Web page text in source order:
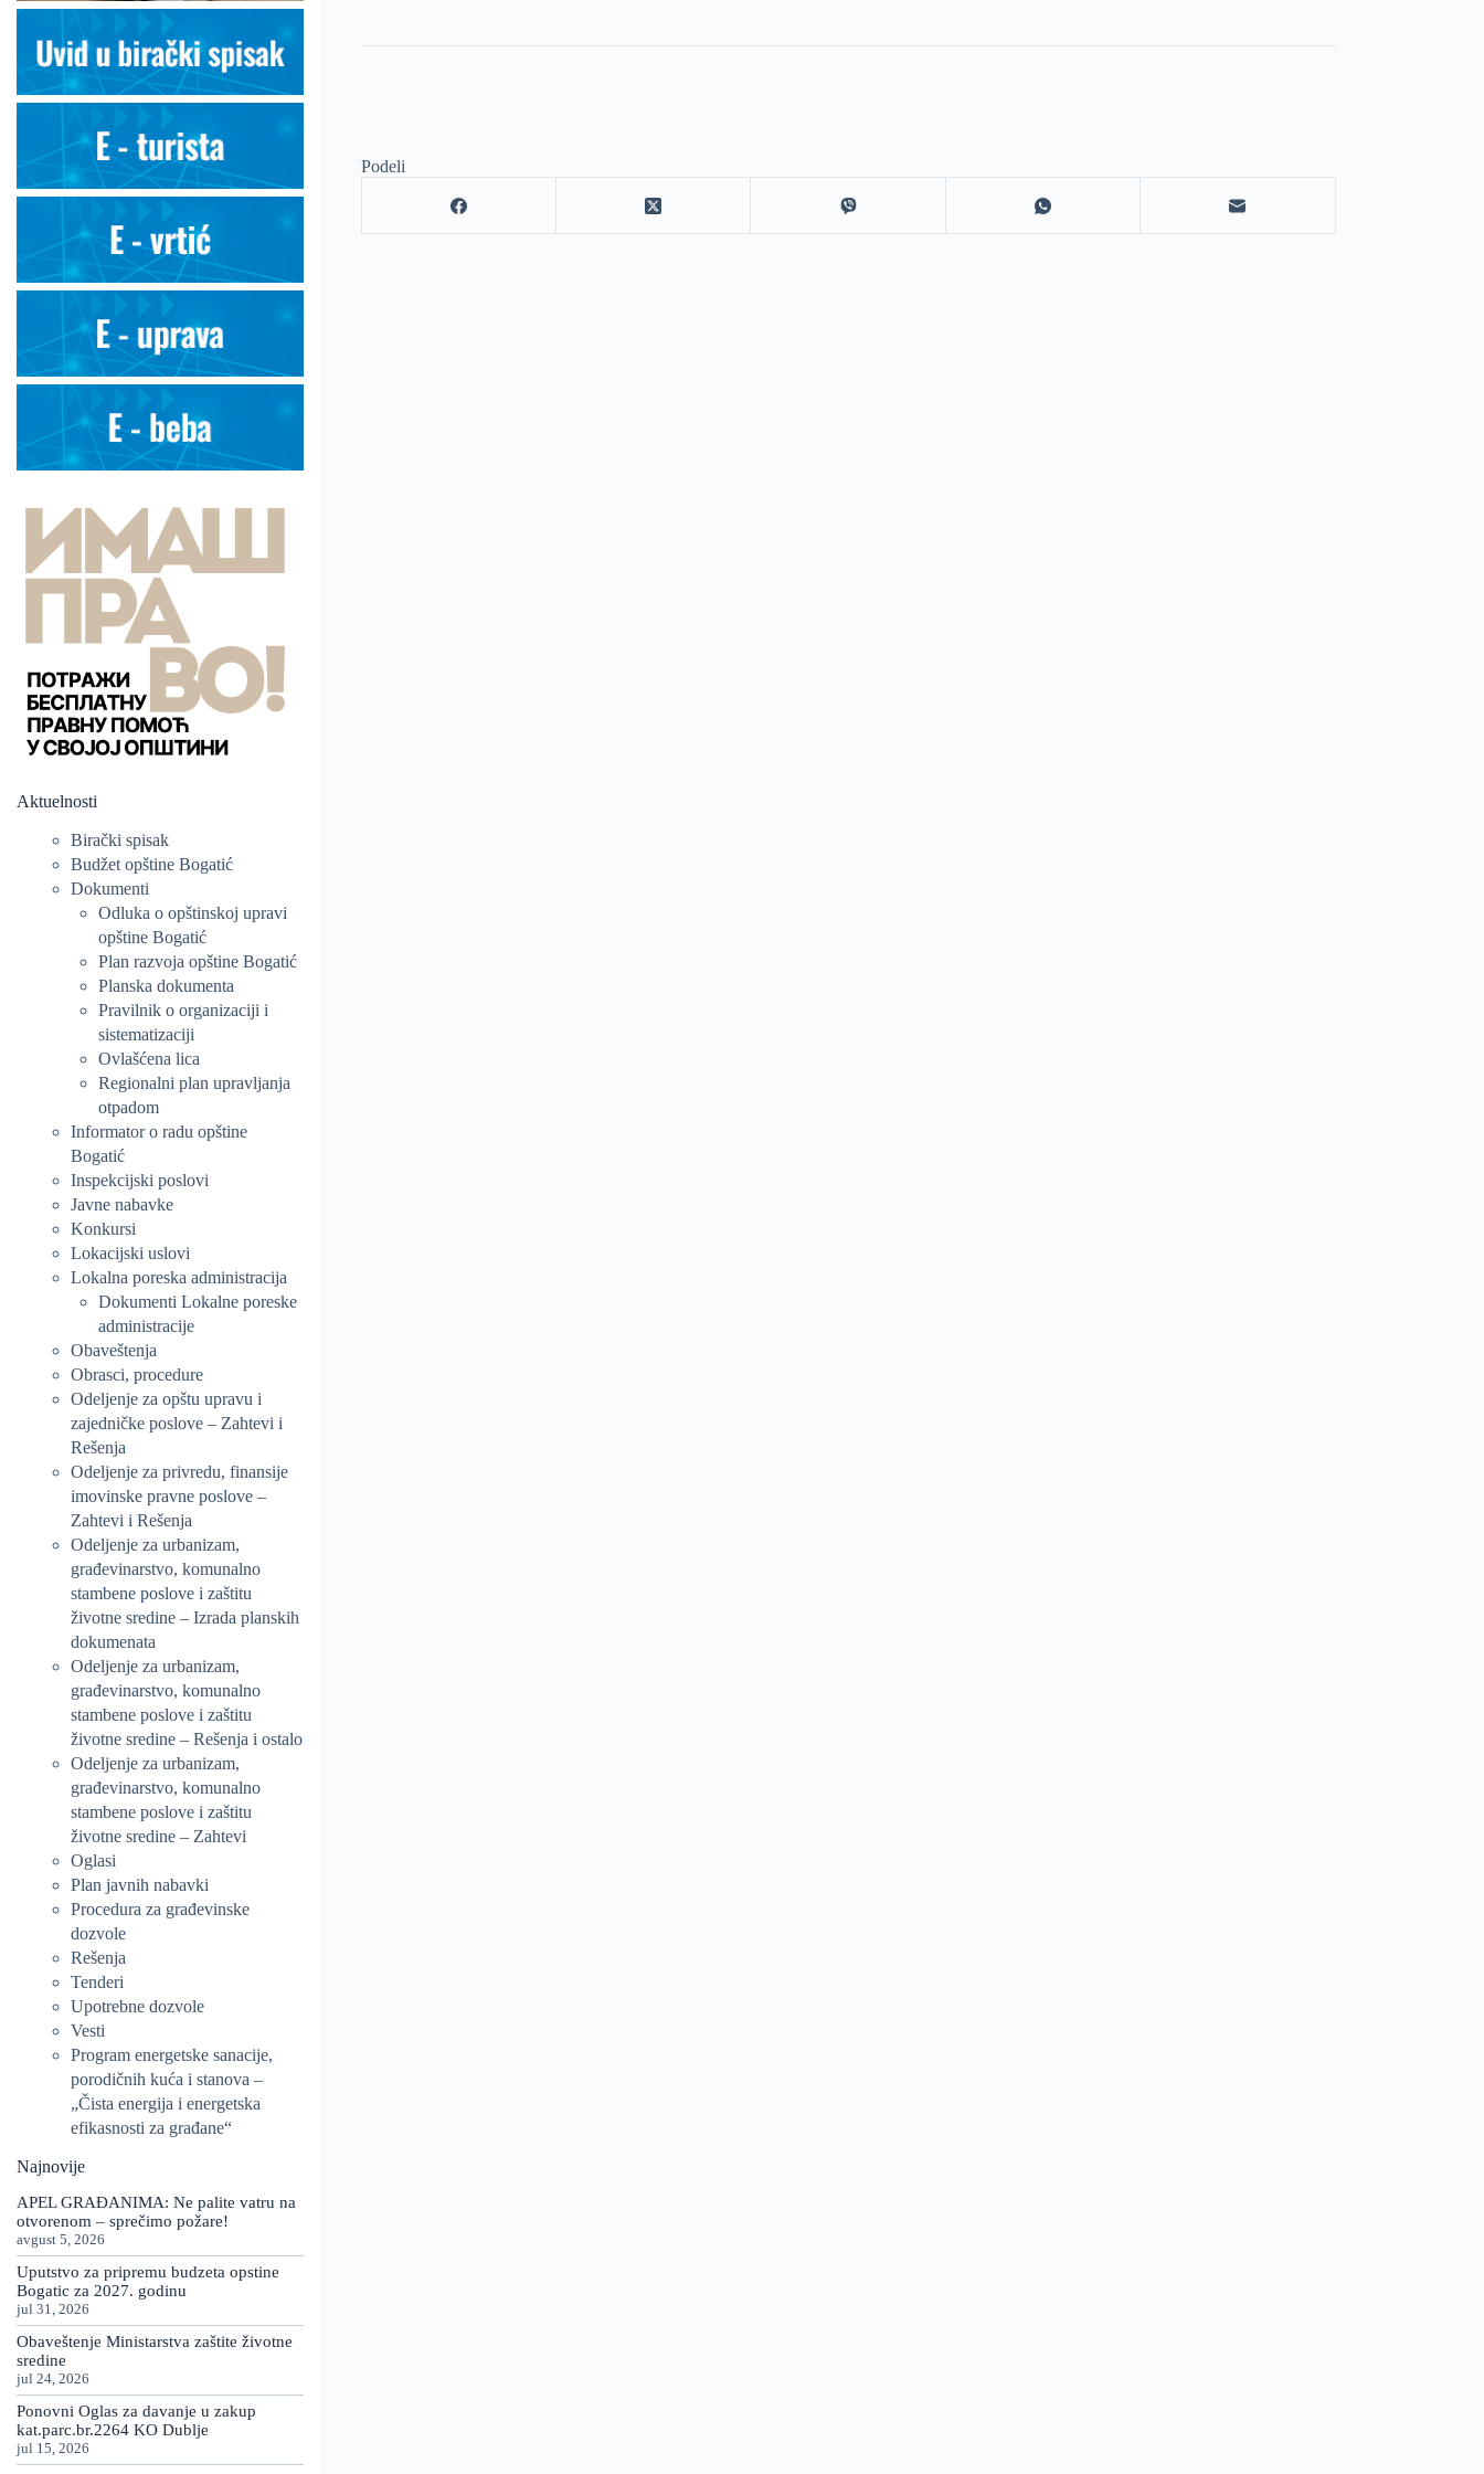
Podeli
Aktuelnosti
Birački spisak
Budžet opštine Bogatić
Dokumenti
Odluka o opštinskoj upravi
opštine Bogatić
Plan razvoja opštine Bogatić
Planska dokumenta
Pravilnik o organizaciji i
sistematizaciji
Ovlašćena lica
Regionalni plan upravljanja
otpadom
Informator o radu opštine
Bogatić
Inspekcijski poslovi
Javne nabavke
Konkursi
Lokacijski uslovi
Lokalna poreska administracija
Dokumenti Lokalne poreske
administracije
Obaveštenja
Obrasci, procedure
Odeljenje za opštu upravu i
zajedničke poslove – Zahtevi i
Rešenja
Odeljenje za privredu, finansije
imovinske pravne poslove –
Zahtevi i Rešenja
Odeljenje za urbanizam,
građevinarstvo, komunalno
stambene poslove i zaštitu
životne sredine – Izrada planskih
dokumenata
Odeljenje za urbanizam,
građevinarstvo, komunalno
stambene poslove i zaštitu
životne sredine – Rešenja i ostalo
Odeljenje za urbanizam,
građevinarstvo, komunalno
stambene poslove i zaštitu
životne sredine – Zahtevi
Oglasi
Plan javnih nabavki
Procedura za građevinske
dozvole
Rešenja
Tenderi
Upotrebne dozvole
Vesti
Program energetske sanacije,
porodičnih kuća i stanova –
„Čista energija i energetska
efikasnosti za građane“
Najnovije
APEL GRAĐANIMA: Ne palite vatru na
otvorenom – sprečimo požare!
avgust 5, 2026
Uputstvo za pripremu budzeta opstine
Bogatic za 2027. godinu
jul 31, 2026
Obaveštenje Ministarstva zaštite životne
sredine
jul 24, 2026
Ponovni Oglas za davanje u zakup
kat.parc.br.2264 KO Dublje
jul 15, 2026